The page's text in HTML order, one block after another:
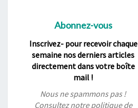
Abonnez-vous
Inscrivez- pour recevoir chaque
semaine nos derniers articles
directement dans votre boîte
mail !
Nous ne spammons pas !
Consultez notrepolitique de